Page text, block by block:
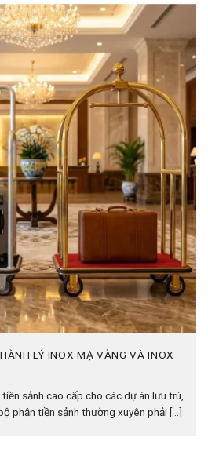
LÝ INOX MẠ VÀNG VÀ INOX
sảnh cao cấp cho các dự án lưu trú,
phận tiền sảnh thường xuyên phải [...]